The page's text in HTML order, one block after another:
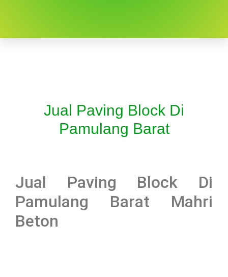
Jual Paving Block Di
Pamulang Barat
Jual Paving Block Di
Pamulang Barat Mahri
Beton